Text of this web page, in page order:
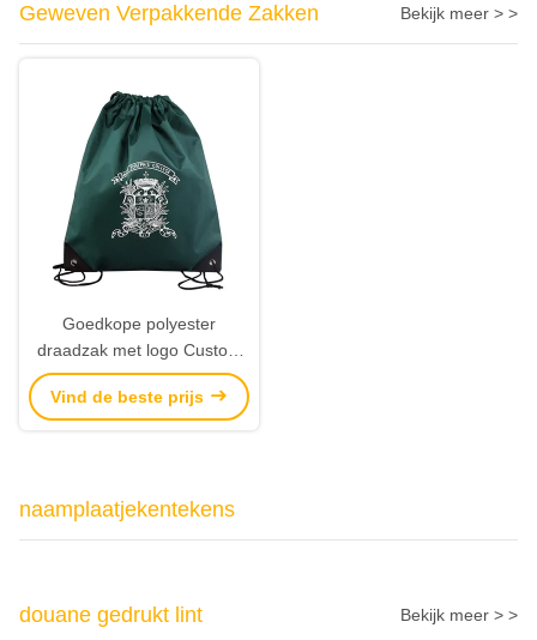
Geweven Verpakkende Zakken Bekijk meer > >
Goedkope polyester
draadzak met logo Custom
draadzakken fabrikant
Vind de beste prijs
naamplaatjekentekens
douane gedrukt lint Bekijk meer > >